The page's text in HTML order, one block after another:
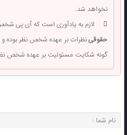
نخواهد شد.
لازم به یادآوری است که آی پی
حقوقینظرات بر عهده شخص نظر بوده و
گونه شکایت مسئولیت بر عهده شخص